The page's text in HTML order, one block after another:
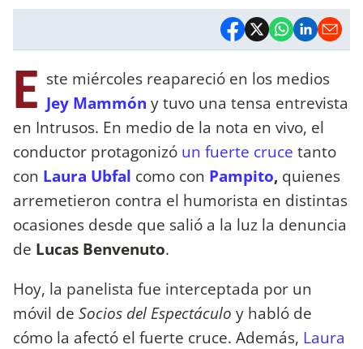
E ste miércoles reapareció en los medios
Jey Mammón y tuvo una tensa entrevista
en Intrusos. En medio de la nota en vivo, el
conductor protagonizó un fuerte cruce tanto
con Laura Ubfal como con Pampito, quienes
arremetieron contra el humorista en distintas
ocasiones desde que salió a la luz la denuncia
de Lucas Benvenuto.
Hoy, la panelista fue interceptada por un
móvil de Socios del Espectáculo y habló de
cómo la afectó el fuerte cruce. Además, Laura